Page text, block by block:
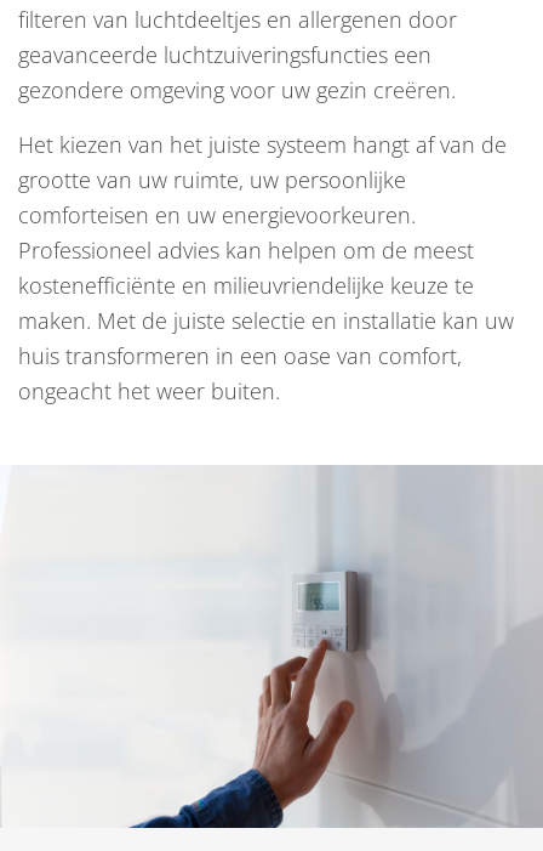
filteren van luchtdeeltjes en allergenen door
geavanceerde luchtzuiveringsfuncties een
gezondere omgeving voor uw gezin creëren.
Het kiezen van het juiste systeem hangt af van de
grootte van uw ruimte, uw persoonlijke
comforteisen en uw energievoorkeuren.
Professioneel advies kan helpen om de meest
kostenefficiënte en milieuvriendelijke keuze te
maken. Met de juiste selectie en installatie kan uw
huis transformeren in een oase van comfort,
ongeacht het weer buiten.